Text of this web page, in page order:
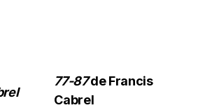
77-87de Francis
Cabrel